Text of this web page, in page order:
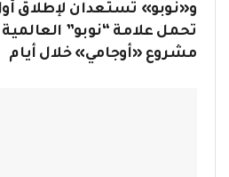
و«نوبو» تستعدان لإطلاق
تحمل علامة “نوبو”
مشروع «أوجامي» خلال أيام